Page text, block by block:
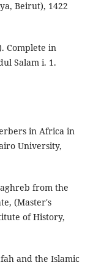
Beirut), 1422
Complete in
Salam i. 1.
in Africa in
University,
from the
(Master's
of History,
and the Islamic